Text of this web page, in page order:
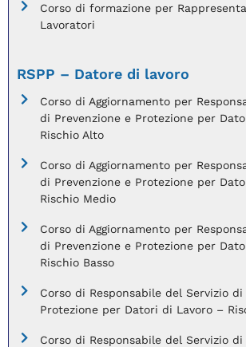
Corso di formazione per
Lavoratori
RSPP – Datore di lavoro
Corso di Aggiornamento per
di Prevenzione e Protezione per
Rischio Alto
Corso di Aggiornamento per
di Prevenzione e Protezione per
Rischio Medio
Corso di Aggiornamento per
di Prevenzione e Protezione per
Rischio Basso
Corso di Responsabile del Servizio di
Protezione per Datori di Lavoro –
Corso di Responsabile del Servizio di